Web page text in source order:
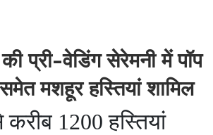
प्री-वेडिंग सेरेमनी में पॉप
समेत मशहूर हस्तियां शामिल
करीब 1200 हस्तियां